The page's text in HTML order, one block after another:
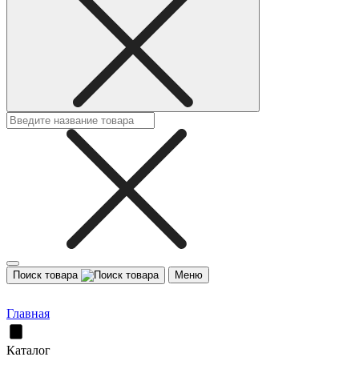
Поиск товара Меню
Главная
Каталог